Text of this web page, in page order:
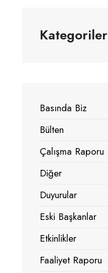
Kategoriler
Basında Biz
Bülten
Çalışma Raporu
Diğer
Duyurular
Eski Başkanlar
Etkinlikler
Faaliyet Raporu